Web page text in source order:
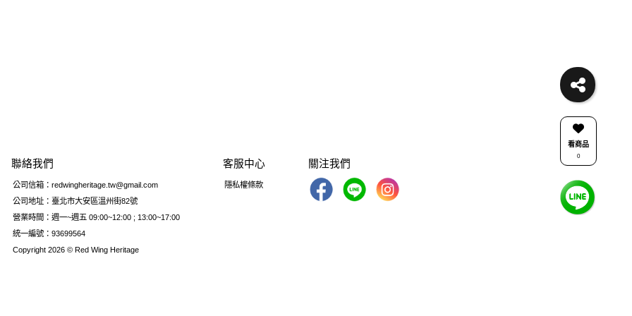
聯絡我們
公司信箱：redwingheritage.tw@gmail.com
公司地址：臺北市大安區溫州街82號
營業時間：週一~週五 09:00~12:00 ; 13:00~17:00
統一編號：93699564
Copyright 2026 © Red Wing Heritage
客服中心
隱私權條款
關注我們
看商品
0